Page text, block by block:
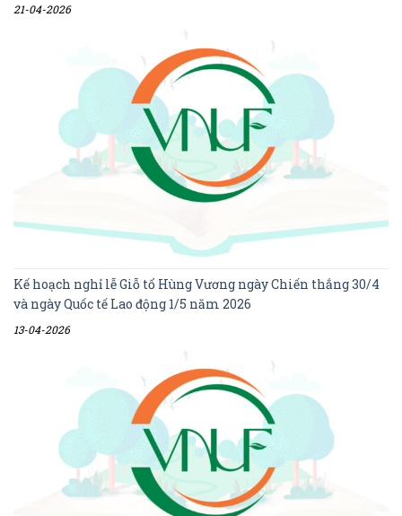
21-04-2026
Kế hoạch nghỉ lễ Giỗ tổ Hùng Vương ngày Chiến thắng 30/4
và ngày Quốc tế Lao động 1/5 năm 2026
13-04-2026